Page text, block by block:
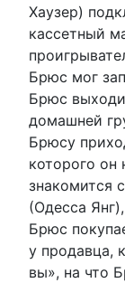
Хаузер)
кассетный
Брюс мог
Брюс
домашней
Брюсу
которого
знакомится
(Одесса
Брюс
у продавца,
вы», на что